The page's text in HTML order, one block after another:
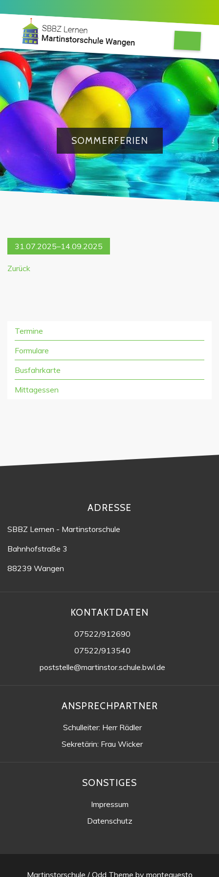
SOMMERFERIEN
31.07.2025–14.09.2025
Zurück
Termine
Formulare
Busfahrkarte
Mittagessen
ADRESSE
SBBZ Lernen - Martinstorschule
Bahnhofstraße 3
88239 Wangen
KONTAKTDATEN
07522/912690
07522/913540
poststelle@martinstor.schule.bwl.de
ANSPRECHPARTNER
Schulleiter: Herr Rädler
Sekretärin: Frau Wicker
SONSTIGES
Impressum
Datenschutz
Martinstorschule / Odd Theme by montequesto